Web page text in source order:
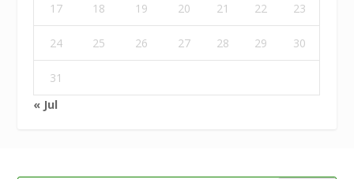
17 18 19 20 21 22 23
24 25 26 27 28 29 30
31
« Jul